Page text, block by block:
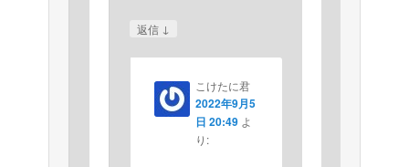
返信 ↓
こけたに君
2022年9月5
日 20:49 よ
り: